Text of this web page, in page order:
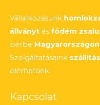
Vállalkozásunk
állványt és födém
bérbe
Szolgáltatásaink
elérhetőek.
Kapcsolat